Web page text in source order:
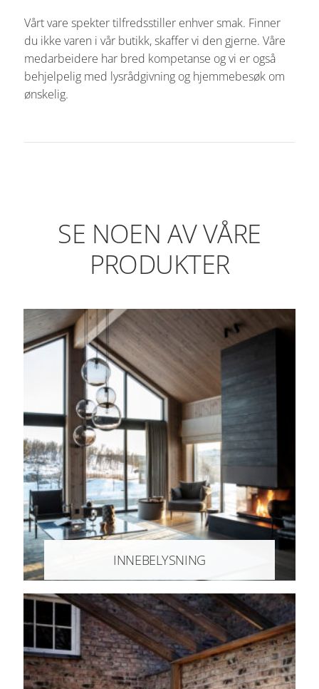
Vårt vare spekter tilfredsstiller enhver smak. Finner
du ikke varen i vår butikk, skaffer vi den gjerne. Våre
medarbeidere har bred kompetanse og vi er også
behjelpelig med lysrådgivning og hjemmebesøk om
ønskelig.
SE NOEN AV VÅRE
PRODUKTER
INNEBELYSNING